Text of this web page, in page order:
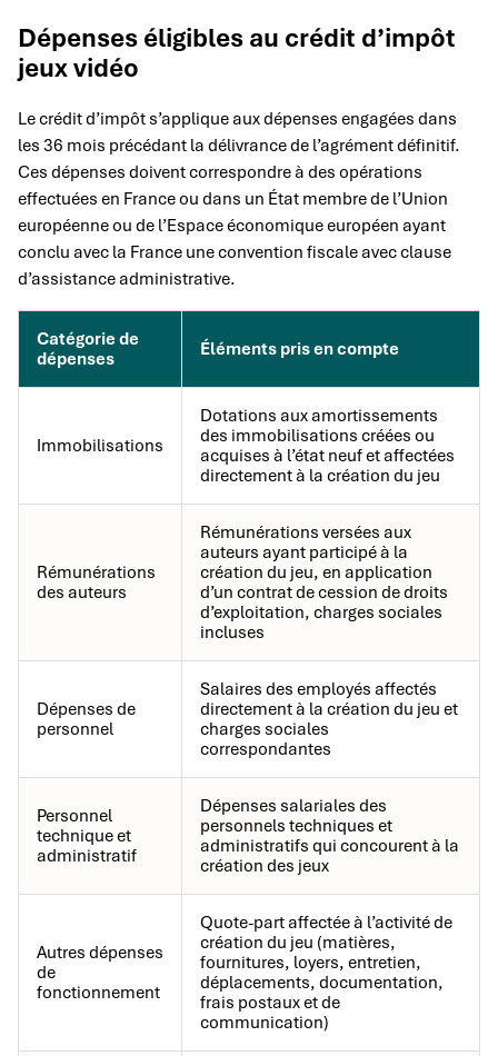
Dépenses éligibles au crédit d’impôt
jeux vidéo
Le crédit d’impôt s’applique aux dépenses engagées dans
les 36 mois précédant la délivrance de l’agrément définitif.
Ces dépenses doivent correspondre à des opérations
effectuées en France ou dans un État membre de l’Union
européenne ou de l’Espace économique européen ayant
conclu avec la France une convention fiscale avec clause
d’assistance administrative.
Catégorie de
dépenses
Éléments pris en compte
Immobilisations
Dotations aux amortissements
des immobilisations créées ou
acquises à l’état neuf et affectées
directement à la création du jeu
Rémunérations
des auteurs
Rémunérations versées aux
auteurs ayant participé à la
création du jeu, en application
d’un contrat de cession de droits
d’exploitation, charges sociales
incluses
Dépenses de
personnel
Salaires des employés affectés
directement à la création du jeu et
charges sociales
correspondantes
Personnel
technique et
administratif
Dépenses salariales des
personnels techniques et
administratifs qui concourent à la
création des jeux
Autres dépenses
de
fonctionnement
Quote-part affectée à l’activité de
création du jeu (matières,
fournitures, loyers, entretien,
déplacements, documentation,
frais postaux et de
communication)